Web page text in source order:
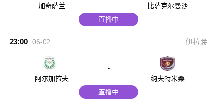
加奇萨兰
比萨克尔曼沙
直播中
23:00 06-02 伊拉联
阿尔加拉夫
-
纳夫特米桑
直播中